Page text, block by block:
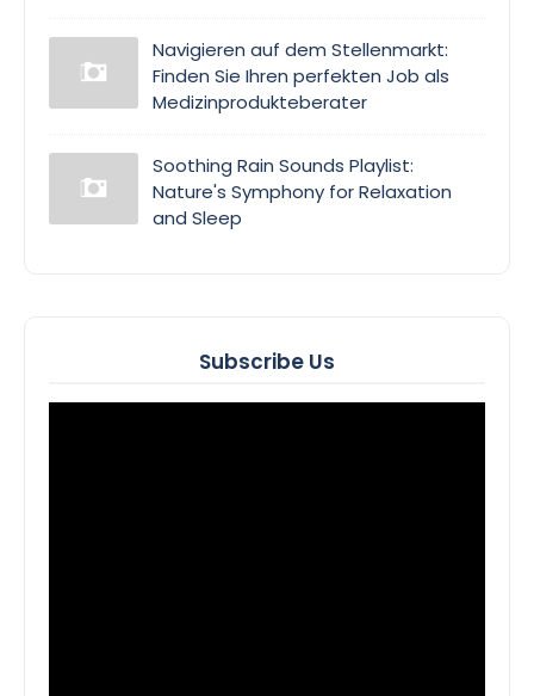
Navigieren auf dem Stellenmarkt:
Finden Sie Ihren perfekten Job als
Medizinprodukteberater
Soothing Rain Sounds Playlist:
Nature's Symphony for Relaxation
and Sleep
Subscribe Us